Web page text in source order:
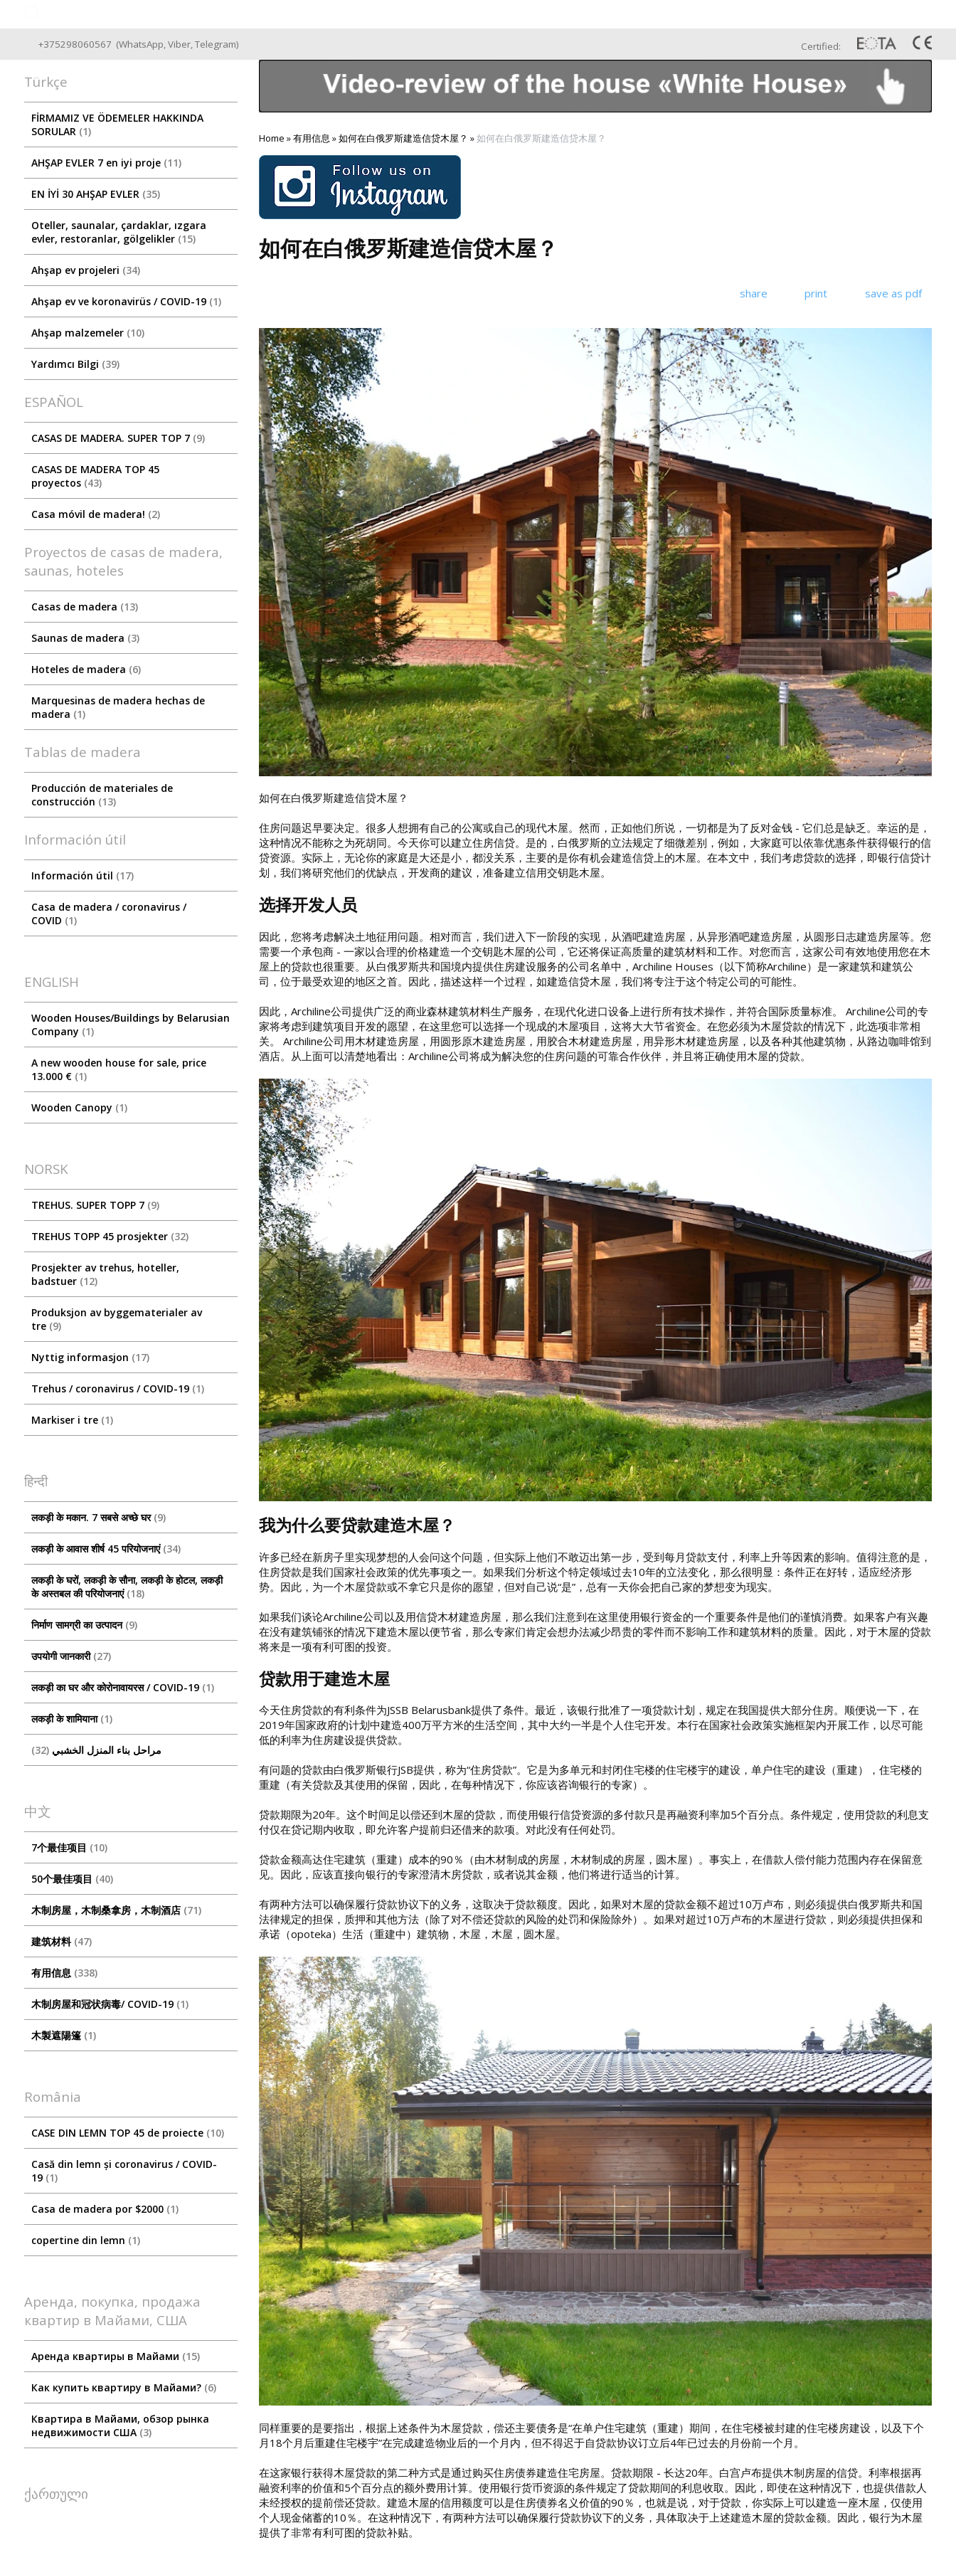
+375298060567 (WhatsApp,Viber,Telegram) Certified:
Türkçe
FİRMAMIZ VE ÖDEMELER HAKKINDA
SORULAR 1
AHŞAP EVLER 7 en iyi proje 11
EN İYİ 30 AHŞAP EVLER 35
Oteller, saunalar, çardaklar, ızgara
evler, restoranlar, gölgelikler 15
Ahşap ev projeleri 34
Ahşap ev ve koronavirüs / COVID-19 1
Ahşap malzemeler 10
Yardımcı Bilgi 39
ESPAÑOL
CASAS DE MADERA. SUPER TOP 7 9
CASAS DE MADERA TOP 45
proyectos 43
Casa móvil de madera! 2
Proyectos de casas de madera,
saunas, hoteles
Casas de madera 13
Saunas de madera 3
Hoteles de madera 6
Marquesinas de madera hechas de
madera 1
Tablas de madera
Producción de materiales de
construcción 13
Información útil
Información útil 17
Сasa de madera / coronavirus /
COVID 1
ENGLISH
Wooden Houses/Buildings by Belarusian
Company 1
A new wooden house for sale, price
13.000 € 1
Wooden Canopy 1
NORSK
TREHUS. SUPER TOPP 7 9
TREHUS TOPP 45 prosjekter 32
Prosjekter av trehus, hoteller,
badstuer 12
Produksjon av byggematerialer av
tre 9
Nyttig informasjon 17
Trehus / coronavirus / COVID-19 1
Markiser i tre 1
हिन्दी
लकड़ी के मकान. 7 सबसे अच्छे घर 9
लकड़ी के आवास शीर्ष 45 परियोजनाएं 34
लकड़ी के घरों, लकड़ी के सौना, लकड़ी के होटल, लकड़ी
के अस्तबल की परियोजनाएं 18
निर्माण सामग्री का उत्पादन 9
उपयोगी जानकारी 27
लकड़ी का घर और कोरोनावायरस / COVID-19 1
लकड़ी के शामियाना 1
مراحل بناء المنزل الخشبي 32
中文
7个最佳项目 10
50个最佳项目 40
木制房屋，木制桑拿房，木制酒店 71
建筑材料 47
有用信息 338
木制房屋和冠状病毒/ COVID-19 1
木製遮陽篷 1
România
CASE DIN LEMN TOP 45 de proiecte 10
Casă din lemn și coronavirus / COVID-
19 1
Casa de madera por $2000 1
copertine din lemn 1
Аренда, покупка, продажа
квартир в Майами, США
Аренда квартиры в Майами 15
Как купить квартиру в Майами? 6
Квартира в Майами, обзор рынка
недвижимости США 3
ქართული
Home »有用信息 »如何在白俄罗斯建造信贷木屋？ »如何在白俄罗斯建造信贷木屋？
如何在白俄罗斯建造信贷木屋？
share print save as pdf
如何在白俄罗斯建造信贷木屋？
住房问题迟早要决定。很多人想拥有自己的公寓或自己的现代木屋。然而，正如他们所说，一切都是为了反对金钱 - 它们总是缺乏。幸运的是，
这种情况不能称之为死胡同。今天你可以建立住房信贷。是的，白俄罗斯的立法规定了细微差别，例如，大家庭可以依靠优惠条件获得银行的信
贷资源。实际上，无论你的家庭是大还是小，都没关系，主要的是你有机会建造信贷上的木屋。在本文中，我们考虑贷款的选择，即银行信贷计
划，我们将研究他们的优缺点，开发商的建议，准备建立信用交钥匙木屋。
选择开发人员
因此，您将考虑解决土地征用问题。相对而言，我们进入下一阶段的实现，从酒吧建造房屋，从异形酒吧建造房屋，从圆形日志建造房屋等。您
需要一个承包商 - 一家以合理的价格建造一个交钥匙木屋的公司，它还将保证高质量的建筑材料和工作。对您而言，这家公司有效地使用您在木
屋上的贷款也很重要。从白俄罗斯共和国境内提供住房建设服务的公司名单中，Archiline Houses（以下简称Archiline）是一家建筑和建筑公
司，位于最受欢迎的地区之首。因此，描述这样一个过程，如建造信贷木屋，我们将专注于这个特定公司的可能性。
因此，Archiline公司提供广泛的商业森林建筑材料生产服务，在现代化进口设备上进行所有技术操作，并符合国际质量标准。 Archiline公司的专
家将考虑到建筑项目开发的愿望，在这里您可以选择一个现成的木屋项目，这将大大节省资金。在您必须为木屋贷款的情况下，此选项非常相
关。 Archiline公司用木材建造房屋，用圆形原木建造房屋，用胶合木材建造房屋，用异形木材建造房屋，以及各种其他建筑物，从路边咖啡馆到
酒店。从上面可以清楚地看出：Archiline公司将成为解决您的住房问题的可靠合作伙伴，并且将正确使用木屋的贷款。
我为什么要贷款建造木屋？
许多已经在新房子里实现梦想的人会问这个问题，但实际上他们不敢迈出第一步，受到每月贷款支付，利率上升等因素的影响。值得注意的是，
住房贷款是我们国家社会政策的优先事项之一。如果我们分析这个特定领域过去10年的立法变化，那么很明显：条件正在好转，适应经济形
势。因此，为一个木屋贷款或不拿它只是你的愿望，但对自己说“是”，总有一天你会把自己家的梦想变为现实。
如果我们谈论Archiline公司以及用信贷木材建造房屋，那么我们注意到在这里使用银行资金的一个重要条件是他们的谨慎消费。如果客户有兴趣
在没有建筑铺张的情况下建造木屋以便节省，那么专家们肯定会想办法减少昂贵的零件而不影响工作和建筑材料的质量。因此，对于木屋的贷款
将来是一项有利可图的投资。
贷款用于建造木屋
今天住房贷款的有利条件为JSSB Belarusbank提供了条件。最近，该银行批准了一项贷款计划，规定在我国提供大部分住房。顺便说一下，在
2019年国家政府的计划中建造400万平方米的生活空间，其中大约一半是个人住宅开发。本行在国家社会政策实施框架内开展工作，以尽可能
低的利率为住房建设提供贷款。
有问题的贷款由白俄罗斯银行JSB提供，称为“住房贷款”。它是为多单元和封闭住宅楼的住宅楼宇的建设，单户住宅的建设（重建），住宅楼的
重建（有关贷款及其使用的保留，因此，在每种情况下，你应该咨询银行的专家）。
贷款期限为20年。这个时间足以偿还到木屋的贷款，而使用银行信贷资源的多付款只是再融资利率加5个百分点。条件规定，使用贷款的利息支
付仅在贷记期内收取，即允许客户提前归还借来的款项。对此没有任何处罚。
贷款金额高达住宅建筑（重建）成本的90％（由木材制成的房屋，木材制成的房屋，圆木屋）。事实上，在借款人偿付能力范围内存在保留意
见。因此，应该直接向银行的专家澄清木房贷款，或者说其金额，他们将进行适当的计算。
有两种方法可以确保履行贷款协议下的义务，这取决于贷款额度。因此，如果对木屋的贷款金额不超过10万卢布，则必须提供白俄罗斯共和国
法律规定的担保，质押和其他方法（除了对不偿还贷款的风险的处罚和保险除外）。如果对超过10万卢布的木屋进行贷款，则必须提供担保和
承诺（opoteka）生活（重建中）建筑物，木屋，木屋，圆木屋。
同样重要的是要指出，根据上述条件为木屋贷款，偿还主要债务是“在单户住宅建筑（重建）期间，在住宅楼被封建的住宅楼房建设，以及下个
月18个月后重建住宅楼宇”在完成建造物业后的一个月内，但不得迟于自贷款协议订立后4年已过去的月份前一个月。
在这家银行获得木屋贷款的第二种方式是通过购买住房债券建造住宅房屋。贷款期限 - 长达20年。白宫卢布提供木制房屋的信贷。利率根据再
融资利率的价值和5个百分点的额外费用计算。使用银行货币资源的条件规定了贷款期间的利息收取。因此，即使在这种情况下，也提供借款人
未经授权的提前偿还贷款。建造木屋的信用额度可以是住房债券名义价值的90％，也就是说，对于贷款，你实际上可以建造一座木屋，仅使用
个人现金储蓄的10％。在这种情况下，有两种方法可以确保履行贷款协议下的义务，具体取决于上述建造木屋的贷款金额。因此，银行为木屋
提供了非常有利可图的贷款补贴。